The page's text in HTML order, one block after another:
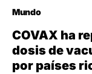
Mundo
COVAX ha
dosis de
por países